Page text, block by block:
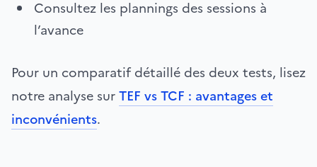
Consultez les plannings des sessions à
l’avance
Pour un comparatif détaillé des deux tests, lisez
notre analyse surTEF vs TCF : avantages et
inconvénients.